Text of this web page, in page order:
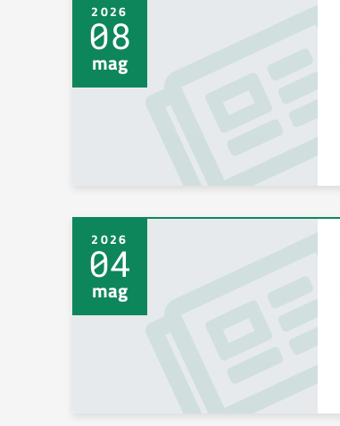
2026
08
mag
2026
04
mag